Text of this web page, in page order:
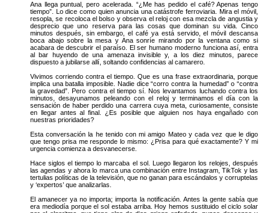
Ana llega puntual, pero acelerada. “¿Me has pedido el café? Apenas tengo
tiempo”. Lo dice como quien anuncia una catástrofe ferroviaria. Mira el móvil,
resopla, se recoloca el bolso y observa el reloj con esa mezcla de angustia y
desprecio que uno reserva para las cosas que dominan su vida. Cinco
minutos después, sin embargo, el café ya está servido, el móvil descansa
boca abajo sobre la mesa y Ana sonríe mirando por la ventana como si
acabara de descubrir el paraíso. El ser humano moderno funciona así, entra
al bar huyendo de una amenaza invisible y, a los diez minutos, parece
dispuesto a jubilarse allí, soltando confidencias al camarero.
Vivimos corriendo contra el tiempo. Que es una frase extraordinaria, porque
implica una batalla imposible. Nadie dice “corro contra la humedad” o “contra
la gravedad”. Pero contra el tiempo sí. Nos levantamos luchando contra los
minutos, desayunamos peleando con el reloj y terminamos el día con la
sensación de haber perdido una carrera cuya meta, curiosamente, consiste
en llegar antes al final. ¿Es posible que alguien nos haya engañado con
nuestras prioridades?
Esta conversación la he tenido con mi amigo Mateo y cada vez que le digo
que tengo prisa me responde lo mismo: ¿Prisa para qué exactamente? Y mi
urgencia comienza a desvanecerse.
Hace siglos el tiempo lo marcaba el sol. Luego llegaron los relojes, después
las agendas y ahora lo marca una combinación entre Instagram, TikTok y las
tertulias políticas de la televisión, que no ganan para escándalos y corruptelas
y ‘expertos’ que analizarlas.
El amanecer ya no importa; importa la notificación. Antes la gente sabía que
era mediodía porque el sol estaba arriba. Hoy hemos sustituido el ciclo solar